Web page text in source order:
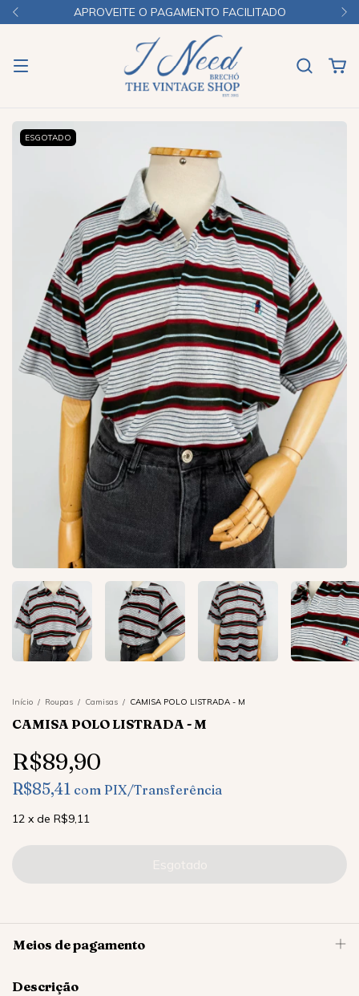
APROVEITE O PAGAMENTO FACILITADO
ESGOTADO
Início / Roupas / Camisas / CAMISA POLO LISTRADA - M
CAMISA POLO LISTRADA - M
R$89,90
R$85,41 com PIX/Transferência
12 x de R$9,11
Meios de pagamento
Descrição